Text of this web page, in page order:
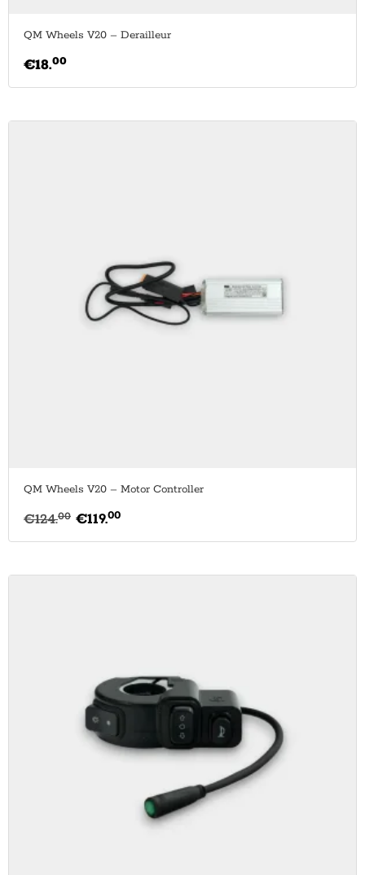
QM Wheels V20 – Derailleur
€18.00
QM Wheels V20 – Motor Controller
€124.00 €119.00